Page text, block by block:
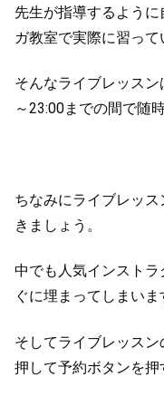
先生が指導するよう
ガ教室で実際に習って
そんなライブレッス
～23:00までの間で随
ちなみにライブレッ
きましょう。
中でも人気インスト
ぐに埋まってしまいま
そしてライブレッス
押して予約ボタンを押